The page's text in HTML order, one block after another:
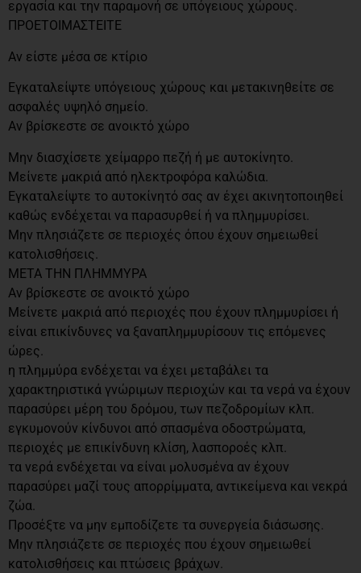
εργασία και την παραμονή σε υπόγειους χώρους.
ΠΡΟΕΤΟΙΜΑΣΤΕΙΤΕ
Αν είστε μέσα σε κτίριο
Εγκαταλείψτε υπόγειους χώρους και μετακινηθείτε σε
ασφαλές υψηλό σημείο.
Αν βρίσκεστε σε ανοικτό χώρο
Μην διασχίσετε χείμαρρο πεζή ή με αυτοκίνητο.
Μείνετε μακριά από ηλεκτροφόρα καλώδια.
Εγκαταλείψτε το αυτοκίνητό σας αν έχει ακινητοποιηθεί
καθώς ενδέχεται να παρασυρθεί ή να πλημμυρίσει.
Μην πλησιάζετε σε περιοχές όπου έχουν σημειωθεί
κατολισθήσεις.
ΜΕΤΑ ΤΗΝ ΠΛΗΜΜΥΡΑ
Αν βρίσκεστε σε ανοικτό χώρο
Μείνετε μακριά από περιοχές που έχουν πλημμυρίσει ή
είναι επικίνδυνες να ξαναπλημμυρίσουν τις επόμενες
ώρες.
η πλημμύρα ενδέχεται να έχει μεταβάλει τα
χαρακτηριστικά γνώριμων περιοχών και τα νερά να έχουν
παρασύρει μέρη του δρόμου, των πεζοδρομίων κλπ.
εγκυμονούν κίνδυνοι από σπασμένα οδοστρώματα,
περιοχές με επικίνδυνη κλίση, λασποροές κλπ.
τα νερά ενδέχεται να είναι μολυσμένα αν έχουν
παρασύρει μαζί τους απορρίμματα, αντικείμενα και νεκρά
ζώα.
Προσέξτε να μην εμποδίζετε τα συνεργεία διάσωσης.
Μην πλησιάζετε σε περιοχές που έχουν σημειωθεί
κατολισθήσεις και πτώσεις βράχων.